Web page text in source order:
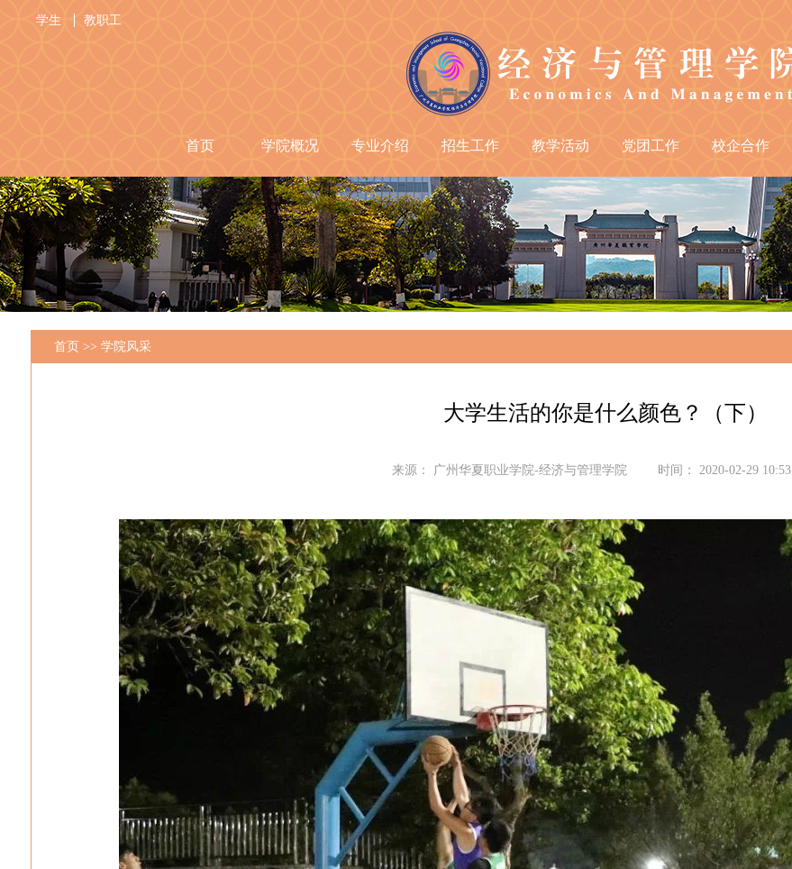
学生 教职工
首页 学院概况 专业介绍 招生工作 教学活动 党团工作 校企合作
首页 >> 学院风采
大学生活的你是什么颜色？（下）
来源： 广州华夏职业学院-经济与管理学院 时间：2020-02-29 10:53